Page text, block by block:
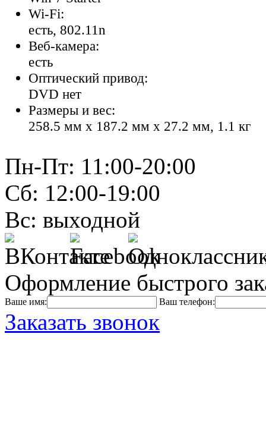
Wi-Fi:
есть, 802.11n
Веб-камера:
есть
Оптический привод:
DVD нет
Размеры и вес:
258.5 мм x 187.2 мм x 27.2 мм, 1.1 кг
Пн-Пт: 11:00-20:00
Сб: 12:00-19:00
Вс: выходной
Оформление быстрого
Ваше имя: Ваш телефон:
Заказать звонок